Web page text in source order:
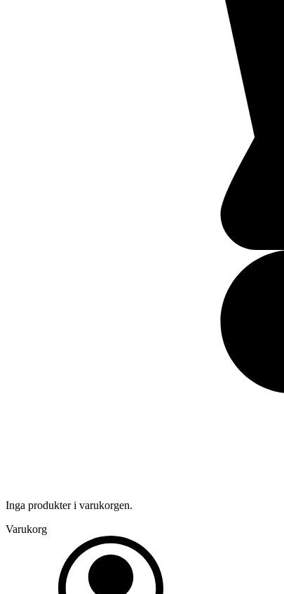
Inga produkter i varukorgen.
Varukorg